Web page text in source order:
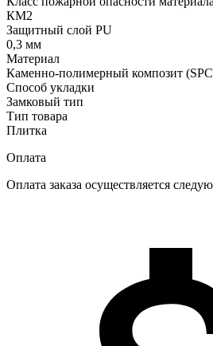
КМ2
Защитный слой PU
0,3 мм
Материал
Каменно-полимерный композит
Способ укладки
Замковый тип
Тип товара
Плитка
Оплата
Оплата заказа осуществляется